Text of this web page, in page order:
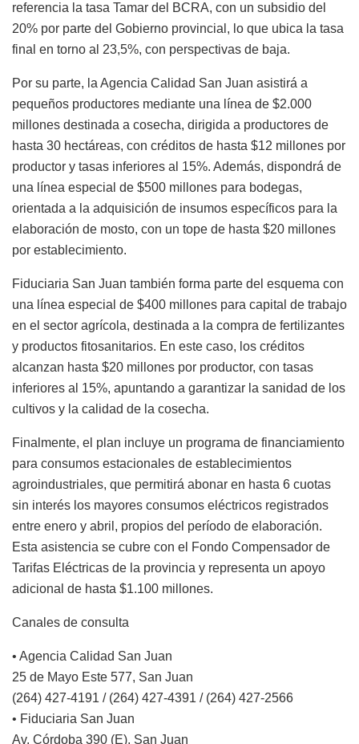
referencia la tasa Tamar del BCRA, con un subsidio del
20% por parte del Gobierno provincial, lo que ubica la tasa
final en torno al 23,5%, con perspectivas de baja.
Por su parte, la Agencia Calidad San Juan asistirá a
pequeños productores mediante una línea de $2.000
millones destinada a cosecha, dirigida a productores de
hasta 30 hectáreas, con créditos de hasta $12 millones por
productor y tasas inferiores al 15%. Además, dispondrá de
una línea especial de $500 millones para bodegas,
orientada a la adquisición de insumos específicos para la
elaboración de mosto, con un tope de hasta $20 millones
por establecimiento.
Fiduciaria San Juan también forma parte del esquema con
una línea especial de $400 millones para capital de trabajo
en el sector agrícola, destinada a la compra de fertilizantes
y productos fitosanitarios. En este caso, los créditos
alcanzan hasta $20 millones por productor, con tasas
inferiores al 15%, apuntando a garantizar la sanidad de los
cultivos y la calidad de la cosecha.
Finalmente, el plan incluye un programa de financiamiento
para consumos estacionales de establecimientos
agroindustriales, que permitirá abonar en hasta 6 cuotas
sin interés los mayores consumos eléctricos registrados
entre enero y abril, propios del período de elaboración.
Esta asistencia se cubre con el Fondo Compensador de
Tarifas Eléctricas de la provincia y representa un apoyo
adicional de hasta $1.100 millones.
Canales de consulta
• Agencia Calidad San Juan
25 de Mayo Este 577, San Juan
(264) 427-4191 / (264) 427-4391 / (264) 427-2566
• Fiduciaria San Juan
Av. Córdoba 390 (E), San Juan